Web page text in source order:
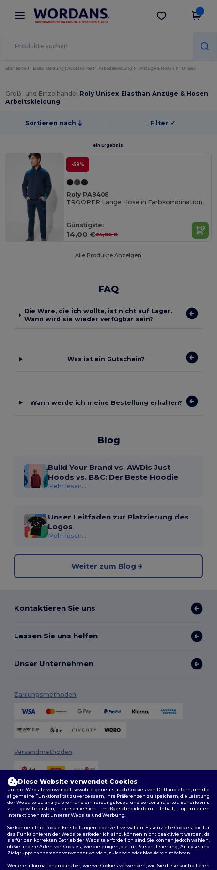
× Wordans App
Bessere Preise in der App!
App holen
Startseite Basic Kleidung | Accessoires Arbeitskleidung Anzüge & Hosen Unisex
Groß- und Einzelhandel Roly Unisex Elasthan Anzüge & Hosen
Arbeitskleidung
Sortieren nach Filter ✓
ein Ergebnis.
-59%
Roly PA8408
TROOPER Lange Hose in Farbkombination
Günstigste:
14,00 €34,06 €
Alle Produkte Anzeigen.
FAQ
Die Ware, die ich wollte, ist nicht auf Lager.
Wann wird sie wieder verfügbar sein?
Was ist ein Gutschein?
Wann werde ich meine Bestellung erhalten?
Blog
Build Your Brand vs. AWDis Just
Hoods vs. B&C: Der Beste Hoodie
Mehr lesen...
Unser Leitfaden zur Platzierung des
Logos
Mehr lesen...
Weiter zum Blog
Kontaktieren Sie uns
Lassen Sie uns helfen
Unser Unternehmen
Zahlungsmethoden
Versandmethoden
Diese Website verwendet Cookies
Unsere Website verwendet sowohl eigene als auch Cookies von Drittanbietern, um die
allgemeine Funktionalität zu verbessern, Ihre Präferenzen zu speichern, die Leistung
der Website zu analysieren und ein reibungsloses und personalisiertes Surferlebnis
zu gewährleisten, einschließlich maßgeschneidertem Inhalt, optimierten
Interaktionen mit unserer Website und Werbung.
Sie können Ihre Cookie-Einstellungen jederzeit verwalten. Essenzielle Cookies, die für
das Funktionieren der Website erforderlich sind, können nicht deaktiviert werden, da
sie für den korrekten Betrieb der Website erforderlich sind. Sie können jedoch wählen,
ob Sie andere Arten von Cookies, wie diejenigen, die für Personalisierung, Analyse und
Zielgruppenansprache verwendet werden, zulassen oder blockieren möchten.
Weitere Informationen darüber, wie wir Cookies verwenden, wie Sie diese kontrollieren